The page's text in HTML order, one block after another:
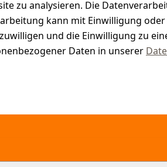
zu analysieren. Die
kann mit Einwilligung
und die Einwilligung zu
Daten in unserer